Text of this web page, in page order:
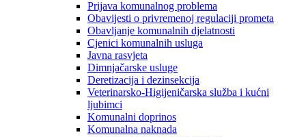
Prijava komunalnog problema
Obavijesti o privremenoj regulaciji prometa
Obavljanje komunalnih djelatnosti
Cjenici komunalnih usluga
Javna rasvjeta
Dimnjačarske usluge
Deretizacija i dezinsekcija
Veterinarsko-Higijeničarska služba i kućni
ljubimci
Komunalni doprinos
Komunalna naknada